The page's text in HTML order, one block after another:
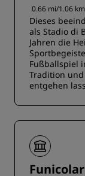
0.66 mi/1.06
Dieses
als Stadio di
Jahren die
Fußballspiel
Tradition
entgehen